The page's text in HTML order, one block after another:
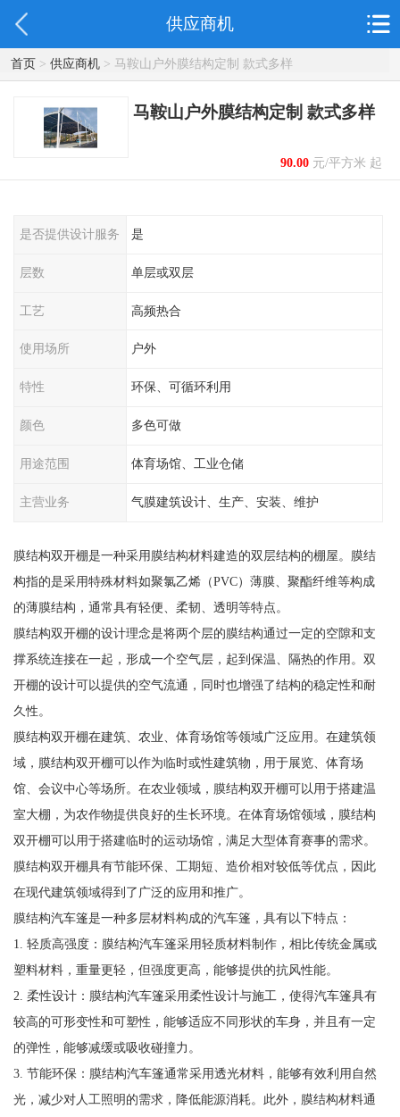
供应商机
首页> 供应商机> 马鞍山户外膜结构定制 款式多样
马鞍山户外膜结构定制 款式多样
90.00元/平方米 起
是否提供设计服务 是
层数 单层或双层
工艺 高频热合
使用场所 户外
特性 环保、可循环利用
颜色 多色可做
用途范围 体育场馆、工业仓储
主营业务 气膜建筑设计、生产、安装、维护
膜结构双开棚是一种采用膜结构材料建造的双层结构的棚屋。膜结
构指的是采用特殊材料如聚氯乙烯（PVC）薄膜、聚酯纤维等构成
的薄膜结构，通常具有轻便、柔韧、透明等特点。
膜结构双开棚的设计理念是将两个层的膜结构通过一定的空隙和支
撑系统连接在一起，形成一个空气层，起到保温、隔热的作用。双
开棚的设计可以提供的空气流通，同时也增强了结构的稳定性和耐
久性。
膜结构双开棚在建筑、农业、体育场馆等领域广泛应用。在建筑领
域，膜结构双开棚可以作为临时或性建筑物，用于展览、体育场
馆、会议中心等场所。在农业领域，膜结构双开棚可以用于搭建温
室大棚，为农作物提供良好的生长环境。在体育场馆领域，膜结构
双开棚可以用于搭建临时的运动场馆，满足大型体育赛事的需求。
膜结构双开棚具有节能环保、工期短、造价相对较低等优点，因此
在现代建筑领域得到了广泛的应用和推广。
膜结构汽车篷是一种多层材料构成的汽车篷，具有以下特点：
1. 轻质高强度：膜结构汽车篷采用轻质材料制作，相比传统金属或
塑料材料，重量更轻，但强度更高，能够提供的抗风性能。
2. 柔性设计：膜结构汽车篷采用柔性设计与施工，使得汽车篷具有
较高的可形变性和可塑性，能够适应不同形状的车身，并且有一定
的弹性，能够减缓或吸收碰撞力。
3. 节能环保：膜结构汽车篷通常采用透光材料，能够有效利用自然
光，减少对人工照明的需求，降低能源消耗。此外，膜结构材料通